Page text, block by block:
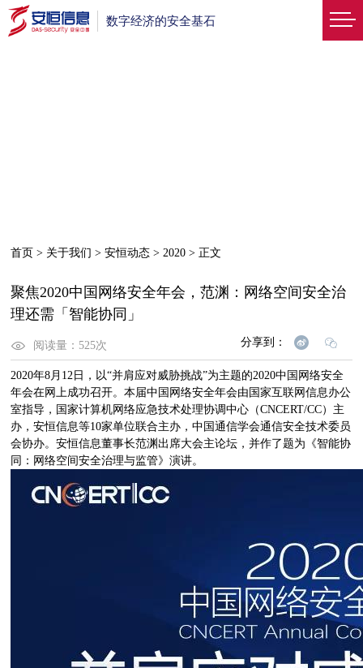
数字经济的安全基石
首页 > 关于我们 >安恒动态 >2020 > 正文
聚焦2020中国网络安全年会，范渊：网络空间安全治
理还需「智能协同」
阅读量： 525次 分享到：
2020年8月12日，以“并肩应对威胁挑战”为主题的2020中国网络安全
年会在网上成功召开。本届中国网络安全年会由国家互联网信息办公
室指导，国家计算机网络应急技术处理协调中心（CNCERT/CC）主
办，安恒信息等10家单位联合主办，中国通信学会通信安全技术委员
会协办。安恒信息董事长范渊出席大会主论坛，并作了题为《智能协
同：网络空间安全治理与监管》演讲。